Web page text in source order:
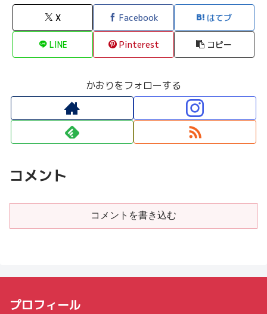
X Facebook はてブ
LINE Pinterest コピー
かおりをフォローする
コメント
コメントを書き込む
プロフィール